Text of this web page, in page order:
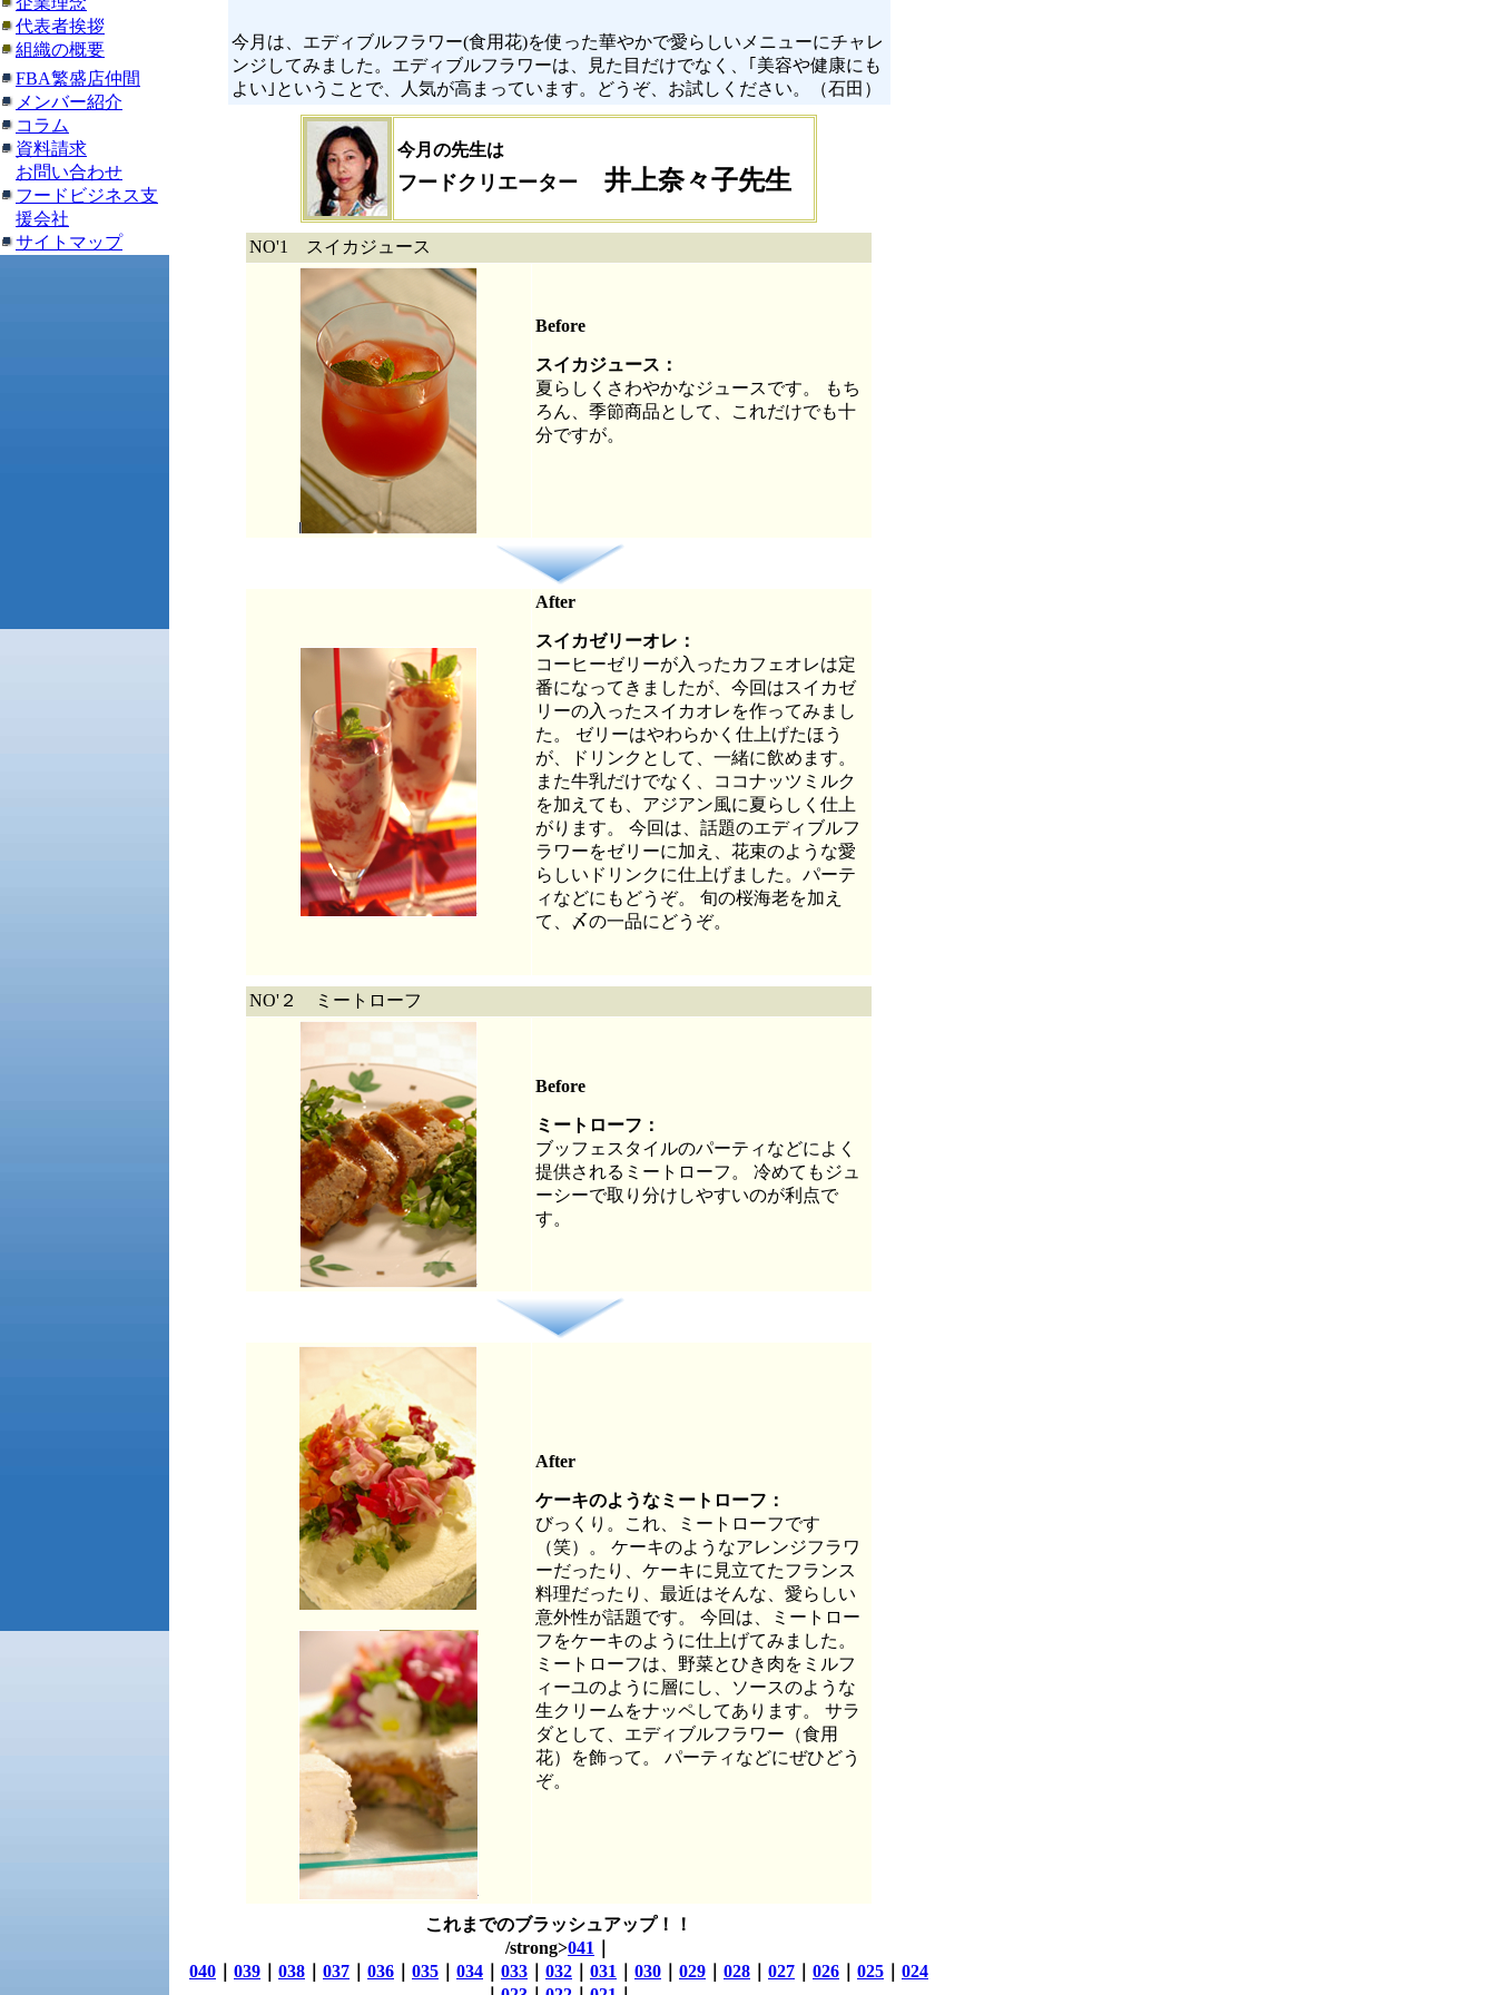
代表者挨拶
組織の概要
FBA繁盛店仲間
メンバー紹介
コラム
資料請求
お問い合わせ
フードビジネス支
援会社
サイトマップ
今月は、エディブルフラワー(食用花)を使った華やかで愛らしいメニューにチャレ
ンジしてみました。エディブルフラワーは、見た目だけでなく、｢美容や健康にも
よい｣ということで、人気が高まっています。どうぞ、お試しください。（石田）
今月の先生は
フードクリエーター 井上奈々子先生
NO'1 スイカジュース
Before
スイカジュース：
夏らしくさわやかなジュースです。 もち
ろん、季節商品として、これだけでも十
分ですが。
After
スイカゼリーオレ：
コーヒーゼリーが入ったカフェオレは定
番になってきましたが、今回はスイカゼ
リーの入ったスイカオレを作ってみまし
た。 ゼリーはやわらかく仕上げたほう
が、ドリンクとして、一緒に飲めます。
また牛乳だけでなく、ココナッツミルク
を加えても、アジアン風に夏らしく仕上
がります。 今回は、話題のエディブルフ
ラワーをゼリーに加え、花束のような愛
らしいドリンクに仕上げました。パーテ
ィなどにもどうぞ。 旬の桜海老を加え
て、〆の一品にどうぞ。
NO'２ ミートローフ
Before
ミートローフ：
ブッフェスタイルのパーティなどによく
提供されるミートローフ。 冷めてもジュ
ーシーで取り分けしやすいのが利点で
す。
After
ケーキのようなミートローフ：
びっくり。これ、ミートローフです
（笑）。 ケーキのようなアレンジフラワ
ーだったり、ケーキに見立てたフランス
料理だったり、最近はそんな、愛らしい
意外性が話題です。 今回は、ミートロー
フをケーキのように仕上げてみました。
ミートローフは、野菜とひき肉をミルフ
ィーユのように層にし、ソースのような
生クリームをナッペしてあります。 サラ
ダとして、エディブルフラワー（食用
花）を飾って。 パーティなどにぜひどう
ぞ。
これまでのブラッシュアップ！！
/strong>041
040
039 038 037 036 035 034 033 032 031 030 029 028 027 026 025
024